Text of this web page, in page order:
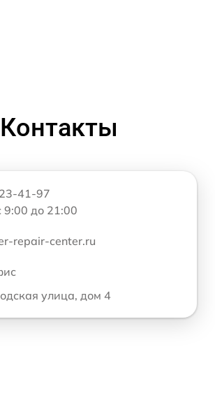
Контакты
41-97
9:00 до 21:00
repair-center.ru
улица, дом 4